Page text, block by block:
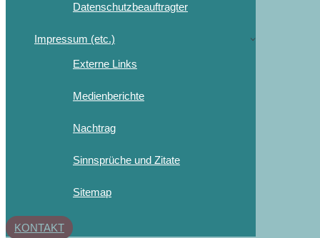
Datenschutzbeauftragter
Impressum (etc.)
Externe Links
Medienberichte
Nachtrag
Sinnsprüche und Zitate
Sitemap
KONTAKT